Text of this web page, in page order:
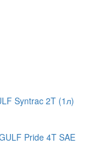
Syntrac 2T (1л)